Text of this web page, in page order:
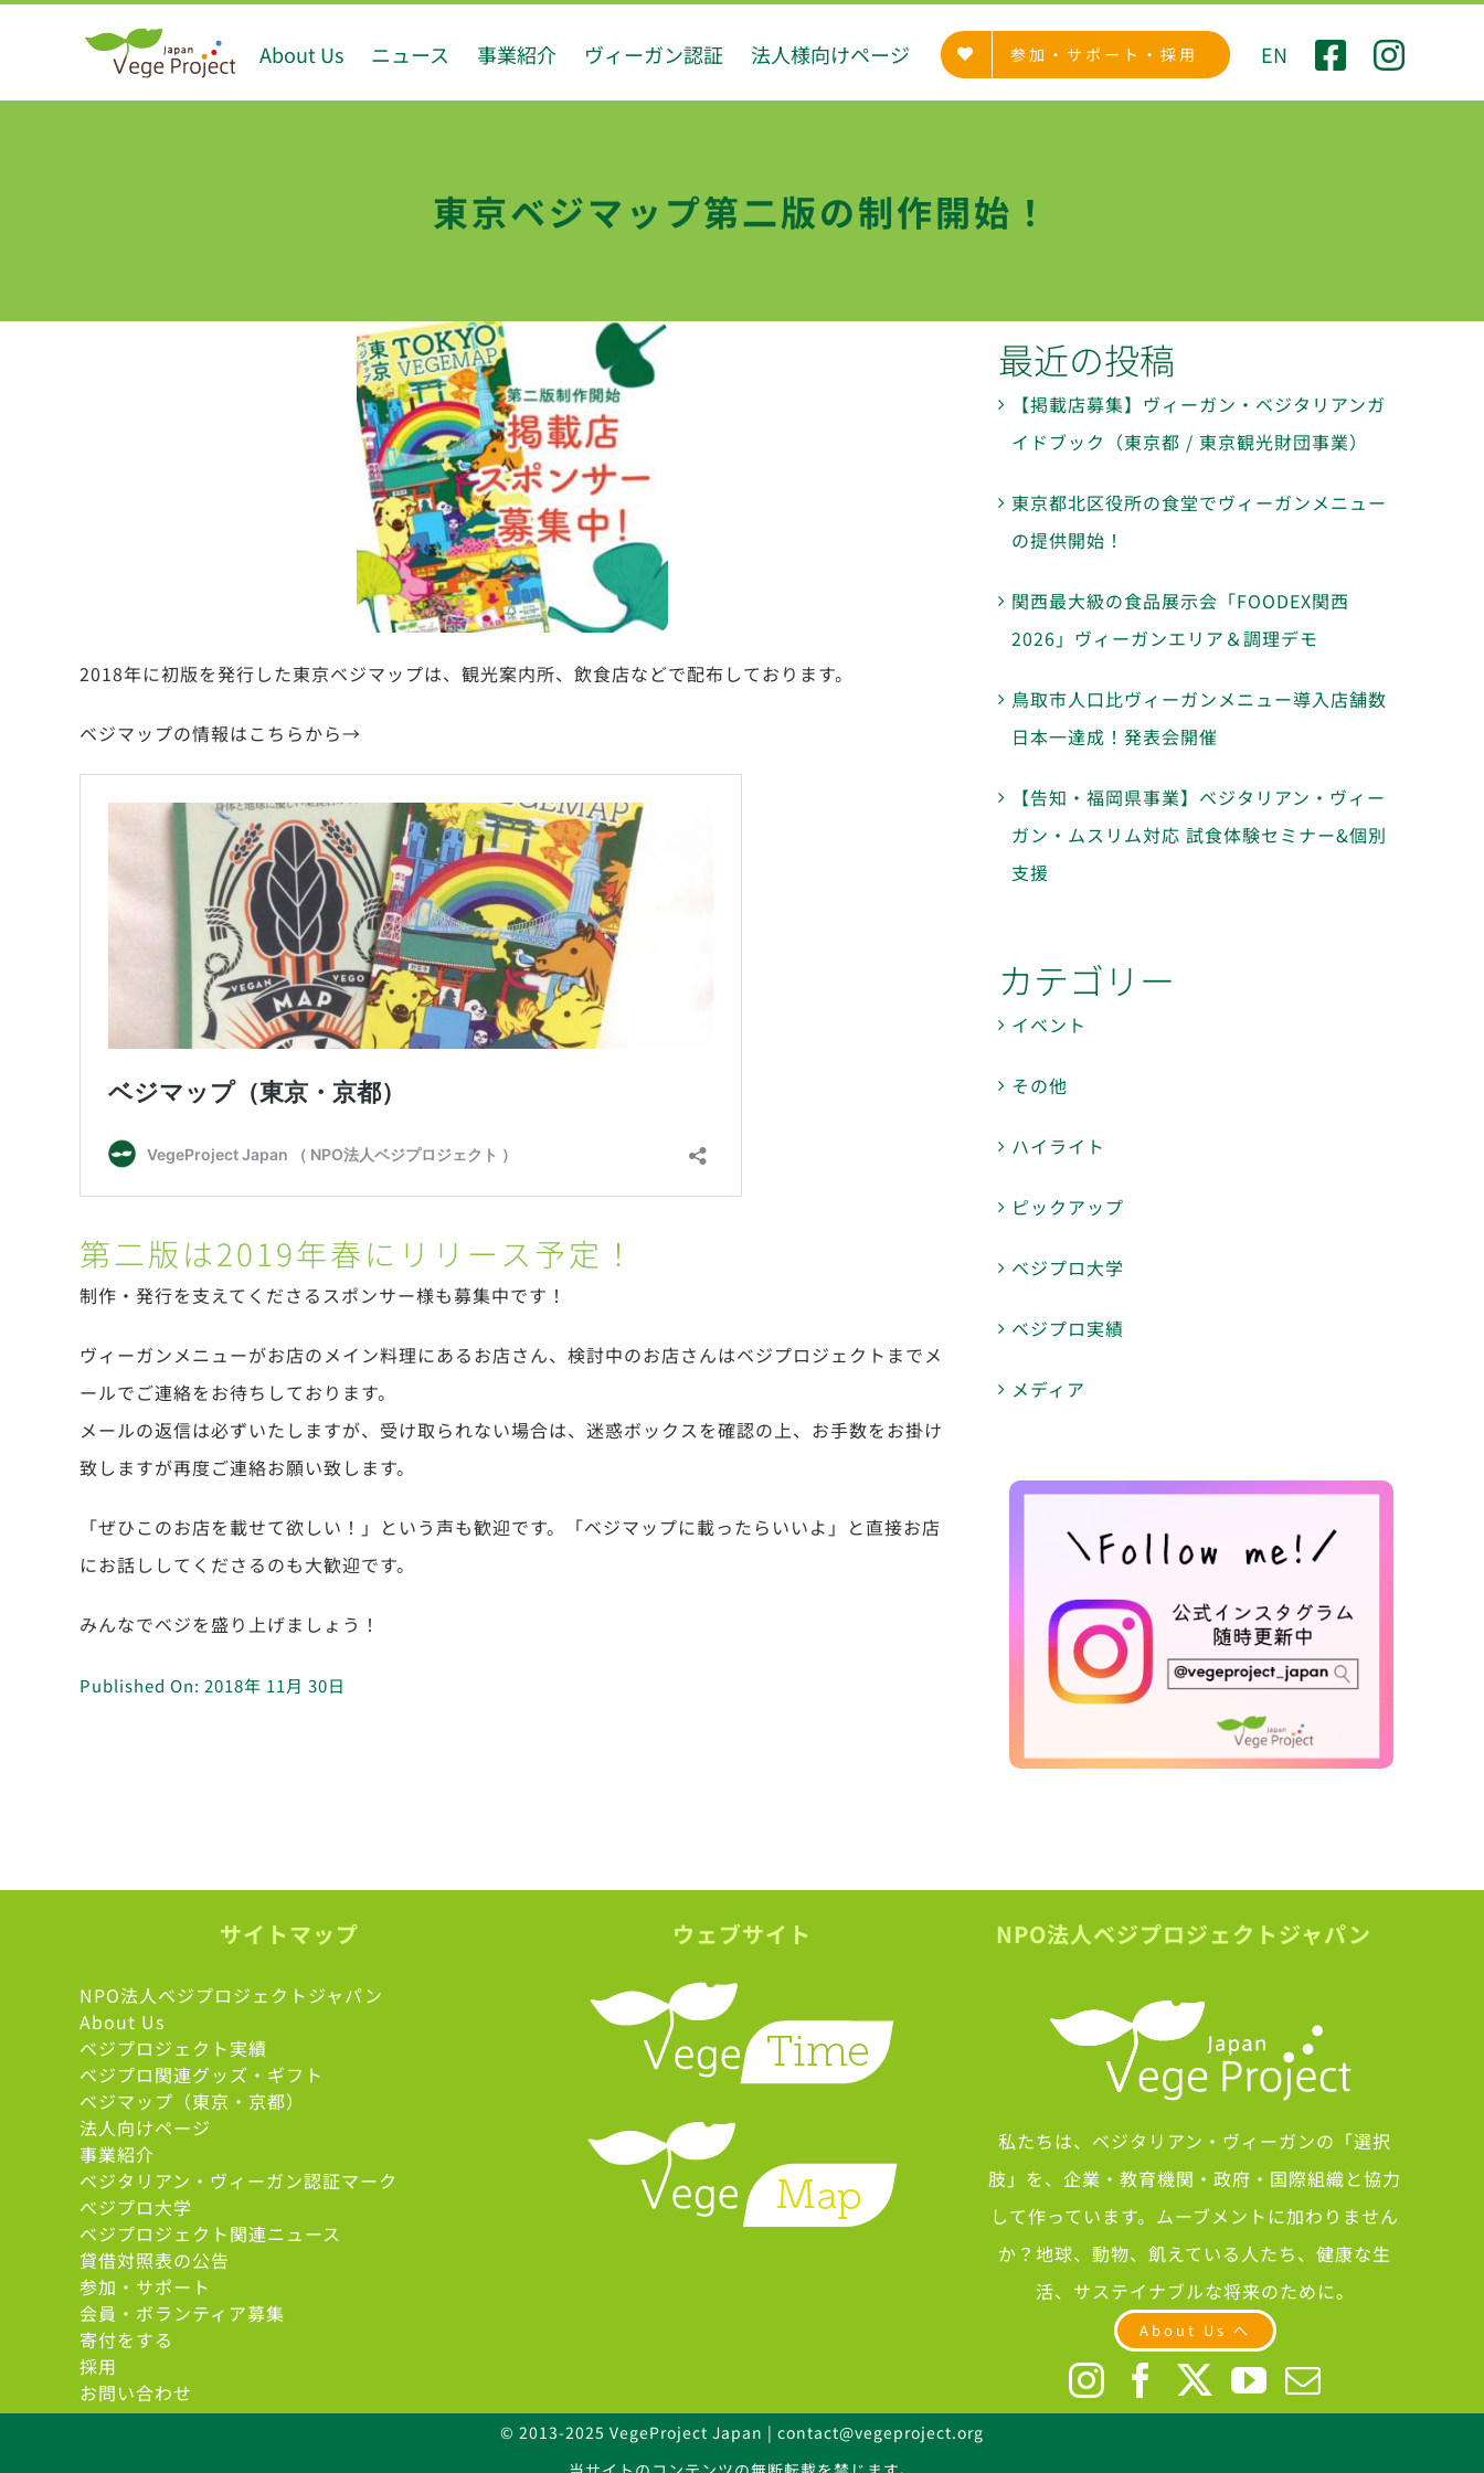
About Us ニュース 事業紹介 ヴィーガン認証 法人様向けページ 参加・サポート・採用 EN
東京ベジマップ第二版の制作開始！
2018年に初版を発行した東京ベジマップは、観光案内所、飲食店などで配布しております。
ベジマップの情報はこちらから→
第二版は2019年春にリリース予定！
制作・発行を支えてくださるスポンサー様も募集中です！
ヴィーガンメニューがお店のメイン料理にあるお店さん、検討中のお店さんはベジプロジェクトまでメ
ールでご連絡をお待ちしております。
メールの返信は必ずいたしますが、受け取られない場合は、迷惑ボックスを確認の上、お手数をお掛け
致しますが再度ご連絡お願い致します。
「ぜひこのお店を載せて欲しい！」という声も歓迎です。「ベジマップに載ったらいいよ」と直接お店
にお話ししてくださるのも大歓迎です。
みんなでベジを盛り上げましょう！
Published On: 2018年 11月 30日
最近の投稿
【掲載店募集】ヴィーガン・ベジタリアンガ
イドブック（東京都 / 東京観光財団事業）
東京都北区役所の食堂でヴィーガンメニュー
の提供開始！
関西最大級の食品展示会「FOODEX関西
2026」ヴィーガンエリア＆調理デモ
鳥取市人口比ヴィーガンメニュー導入店舗数
日本一達成！発表会開催
【告知・福岡県事業】ベジタリアン・ヴィー
ガン・ムスリム対応 試食体験セミナー&個別
支援
カテゴリー
イベント
その他
ハイライト
ピックアップ
ベジプロ大学
ベジプロ実績
メディア
サイトマップ
NPO法人ベジプロジェクトジャパン
About Us
ベジプロジェクト実績
ベジプロ関連グッズ・ギフト
ベジマップ（東京・京都）
法人向けページ
事業紹介
ベジタリアン・ヴィーガン認証マーク
べジプロ大学
ベジプロジェクト関連ニュース
貸借対照表の公告
参加・サポート
会員・ボランティア募集
寄付をする
採用
お問い合わせ
ウェブサイト NPO法人ベジプロジェクトジャパン
私たちは、ベジタリアン・ヴィーガンの「選択
肢」を、企業・教育機関・政府・国際組織と協力
して作っています。ムーブメントに加わりません
か？地球、動物、飢えている人たち、健康な生
活、サステイナブルな将来のために。
About Us へ
© 2013-2025 VegeProject Japan | contact@vegeproject.org